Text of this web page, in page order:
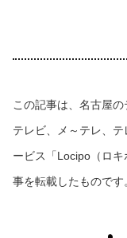
この記事は、名古屋
テレビ、メ～テレ、
ービス「Locipo（ロ
事を転載したものです